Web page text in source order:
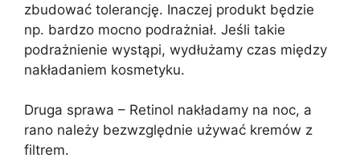
zbudować tolerancję. Inaczej produkt będzie
np. bardzo mocno podrażniał. Jeśli takie
podrażnienie wystąpi, wydłużamy czas między
nakładaniem kosmetyku.
Druga sprawa – Retinol nakładamy na noc, a
rano należy bezwzględnie używać kremów z
filtrem.